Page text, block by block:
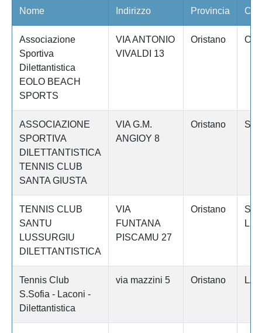
Nome Indirizzo Provincia
Associazione
Sportiva
Dilettantistica
EOLO BEACH
SPORTS
VIA ANTONIO
VIVALDI 13
Oristano
ASSOCIAZIONE
SPORTIVA
DILETTANTISTICA
TENNIS CLUB
SANTA GIUSTA
VIA G.M.
ANGIOY 8
Oristano
TENNIS CLUB
SANTU
LUSSURGIU
DILETTANTISTICA
VIA
FUNTANA
PISCAMU 27
Oristano
Tennis Club
S.Sofia - Laconi -
Dilettantistica
via mazzini 5 Oristano